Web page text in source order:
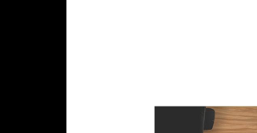
Imagen de portada